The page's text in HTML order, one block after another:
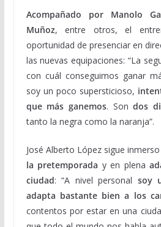
Acompañado por Manolo
Muñoz, entre otros, el
oportunidad de presenciar en
las nuevas equipaciones: “La
con cuál conseguimos ganar
soy un poco supersticioso,
que más ganemos. Sondos
tanto la negra como la naranja”.
José Alberto López sigue
la pretemporada y en plena
ciudad: “A nivel personal soy
adapta bastante bien a los
contentos por estar en una